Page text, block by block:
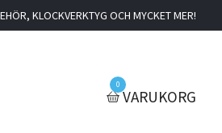
KLOCKVERKTYG OCH MYCKET MER!
0
VARUKORG